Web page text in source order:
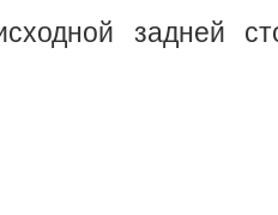
задней